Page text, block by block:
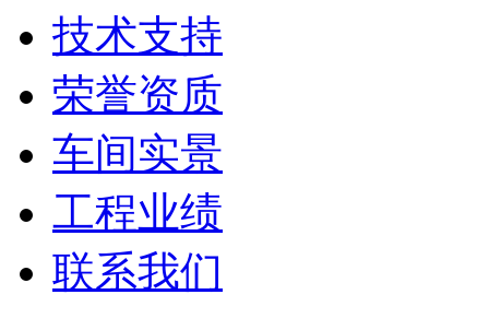
技术支持
荣誉资质
车间实景
工程业绩
联系我们